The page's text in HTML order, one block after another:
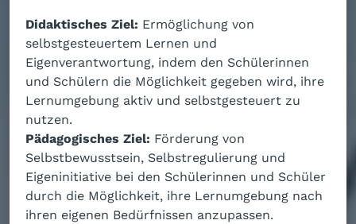
Didaktisches Ziel: Ermöglichung von
selbstgesteuertem Lernen und
Eigenverantwortung, indem den Schülerinnen
und Schülern die Möglichkeit gegeben wird, ihre
Lernumgebung aktiv und selbstgesteuert zu
nutzen.
Pädagogisches Ziel: Förderung von
Selbstbewusstsein, Selbstregulierung und
Eigeninitiative bei den Schülerinnen und Schüler
durch die Möglichkeit, ihre Lernumgebung nach
ihren eigenen Bedürfnissen anzupassen.